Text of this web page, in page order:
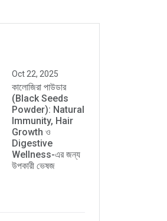
Oct 22, 2025
কালোজিরা পাউডার
(Black Seeds
Powder): Natural
Immunity, Hair
Growth ও
Digestive
Wellness-এর জন্য
উপকারী ভেষজ